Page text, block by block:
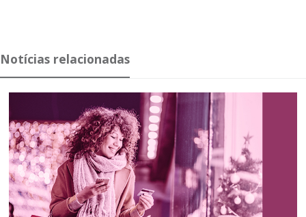
Notícias relacionadas